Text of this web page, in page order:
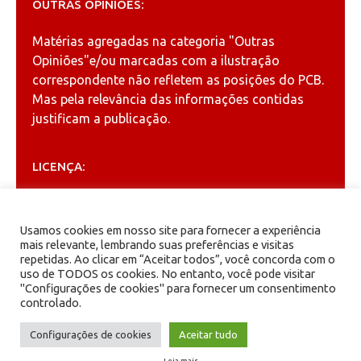
OUTRAS OPINIÕES:
Matérias agregadas na categoria "Outras
Opiniões"e/ou marcadas com a ilustração
correspondente não refletem as posições do PCB.
Mas pela relevância das informações contidas
justificam a publicação.
LICENÇA:
Creative Commons
ARQUIVOS
Arquivos
Usamos cookies em nosso site para fornecer a experiência
mais relevante, lembrando suas preferências e visitas
repetidas. Ao clicar em “Aceitar todos”, você concorda com o
uso de TODOS os cookies. No entanto, você pode visitar
"Configurações de cookies" para fornecer um consentimento
controlado.
Configurações de cookies Aceitar tudo